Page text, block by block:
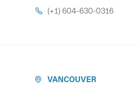
 (+1) 604-630-0316

VANCOUVER